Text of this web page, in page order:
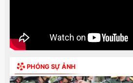
PHÓNG SỰ ẢNH